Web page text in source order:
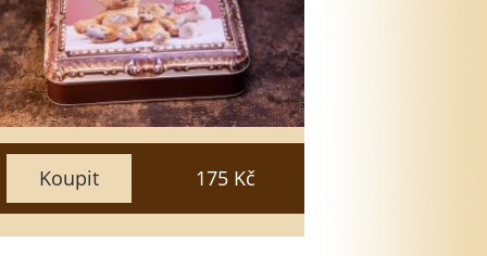
Koupit 175 Kč
15
20
25
30
35
50
Zavřít
Vložit do košíku